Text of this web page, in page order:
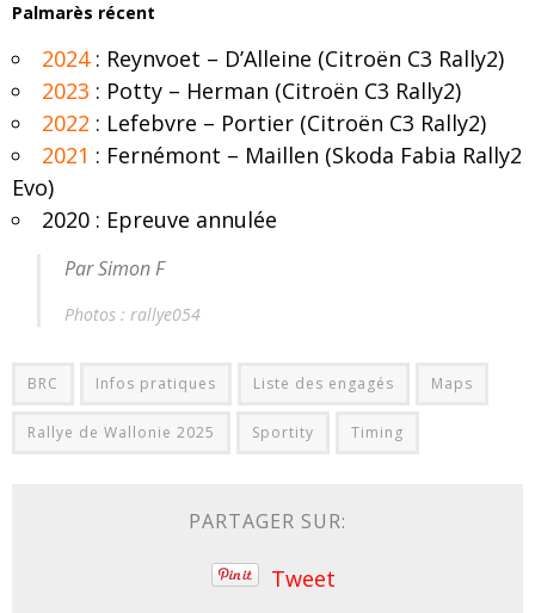
Palmarès récent​
2024: Reynvoet – D’Alleine (Citroën C3 Rally2)
2023 : Potty – Herman (Citroën C3 Rally2)
2022 : Lefebvre – Portier (Citroën C3 Rally2)
2021 : Fernémont – Maillen (Skoda Fabia Rally2
Evo)
2020 : Epreuve annulée
Par Simon F
Photos : rallye054
BRC Infos pratiques Liste des engagés Maps
Rallye de Wallonie 2025 Sportity Timing
PARTAGER SUR:
Tweet